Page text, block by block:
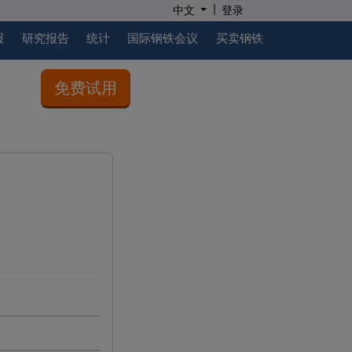
中文 | 登录
研究报告 统计 国际钢铁会议 买卖钢铁
免费试用